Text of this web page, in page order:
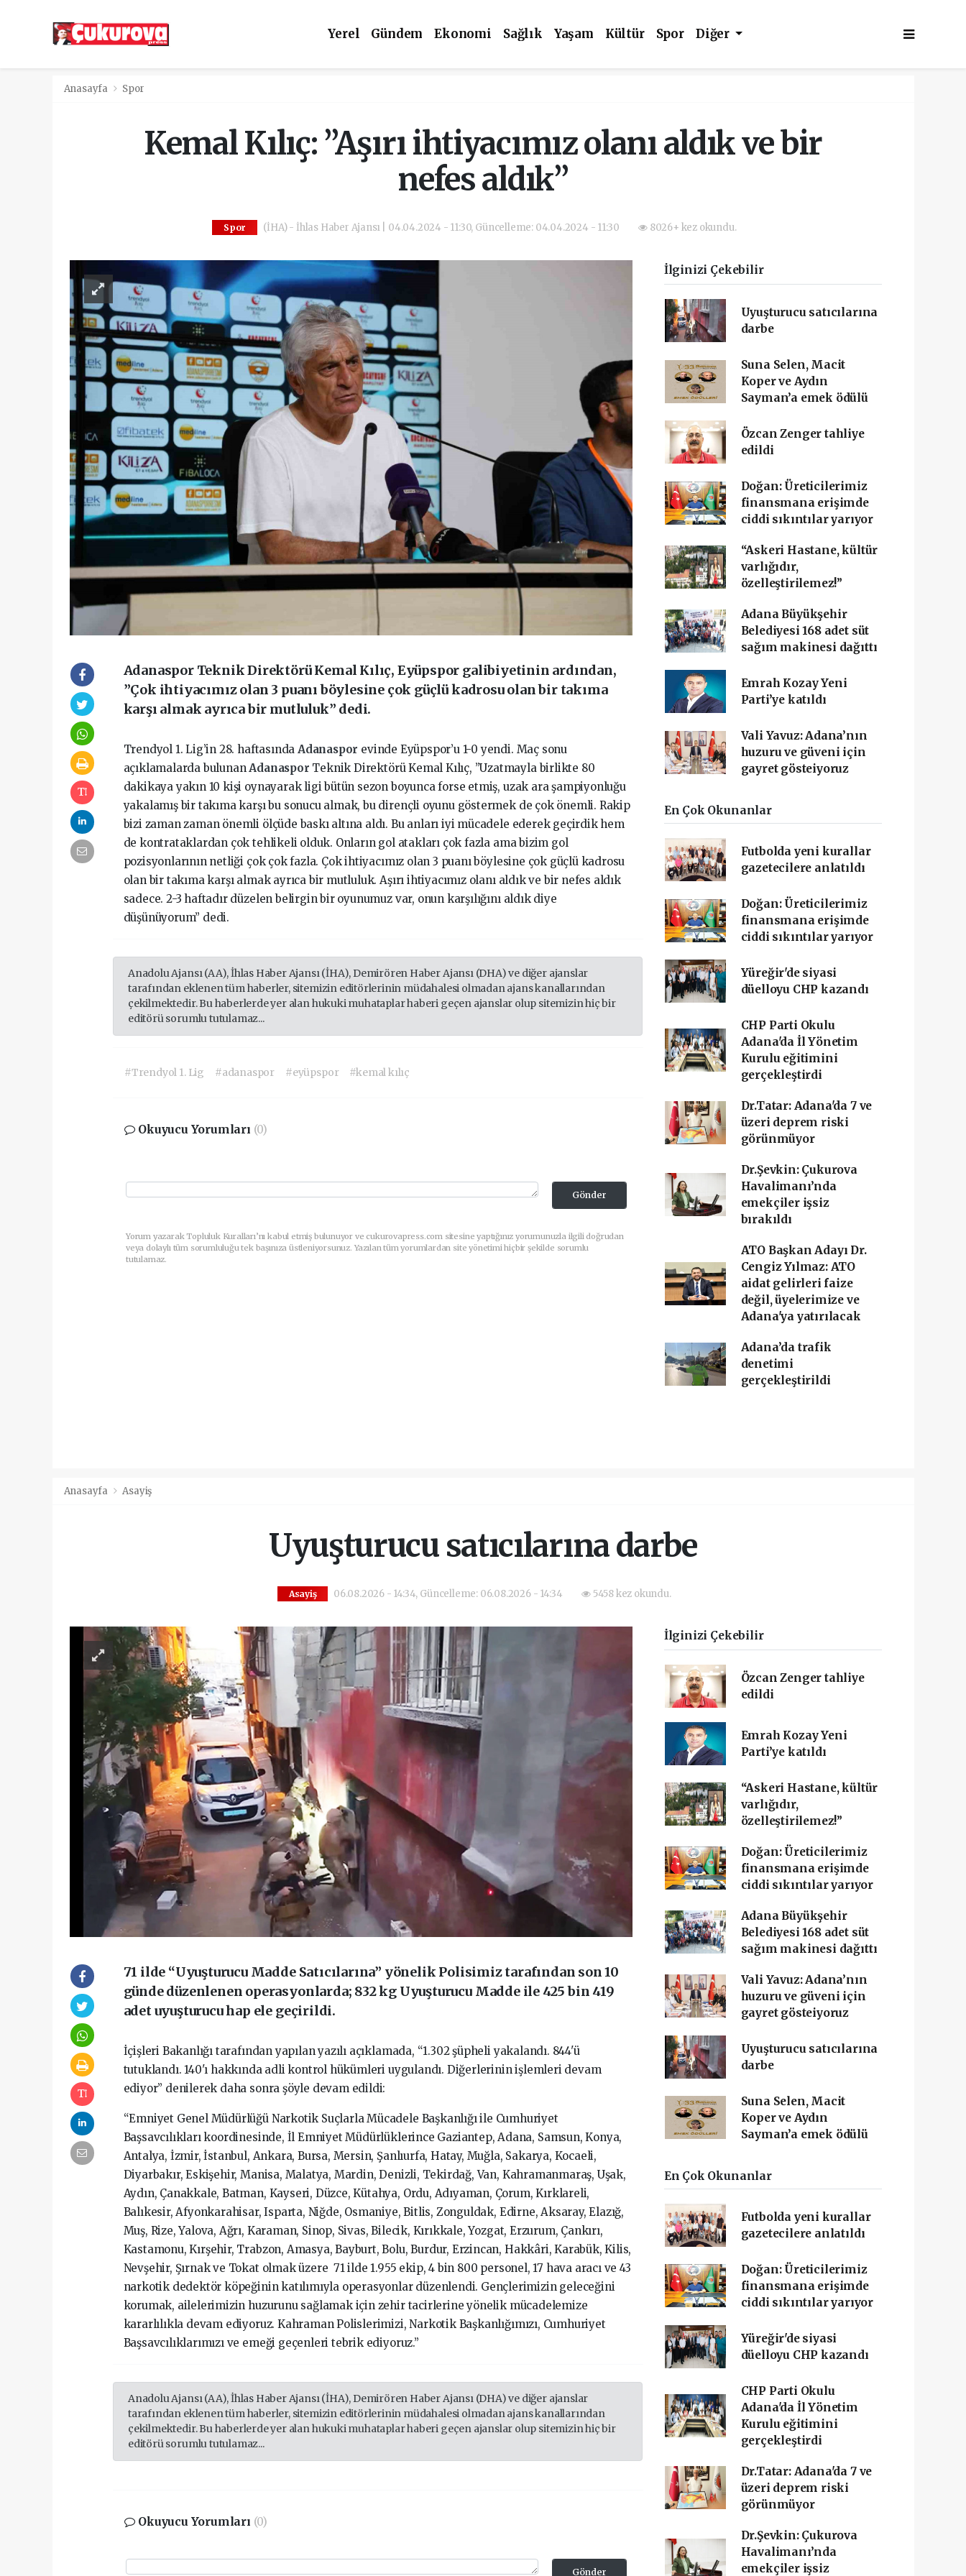
Yerel Gündem Ekonomi Sağlık Yaşam Kültür Spor Diğer
Anasayfa Spor
Kemal Kılıç: ”Aşırı ihtiyacımız olanı aldık ve bir
nefes aldık”
Spor (İHA) - İhlas Haber Ajansı | 04.04.2024 - 11:30, Güncelleme: 04.04.2024 - 11:30 8026+ kez okundu.
Adanaspor Teknik Direktörü Kemal Kılıç, Eyüpspor galibiyetinin ardından,
”Çok ihtiyacımız olan 3 puanı böylesine çok güçlü kadrosu olan bir takıma
karşı almak ayrıca bir mutluluk” dedi.
Trendyol 1. Lig’in 28. haftasında Adanaspor evinde Eyüpspor’u 1-0 yendi. Maç sonu
açıklamalarda bulunan Adanaspor Teknik Direktörü Kemal Kılıç, ”Uzatmayla birlikte 80
dakikaya yakın 10 kişi oynayarak ligi bütün sezon boyunca forse etmiş, uzak ara şampiyonluğu
yakalamış bir takıma karşı bu sonucu almak, bu dirençli oyunu göstermek de çok önemli. Rakip
bizi zaman zaman önemli ölçüde baskı altına aldı. Bu anları iyi mücadele ederek geçirdik hem
de kontrataklardan çok tehlikeli olduk. Onların gol atakları çok fazla ama bizim gol
pozisyonlarının netliği çok çok fazla. Çok ihtiyacımız olan 3 puanı böylesine çok güçlü kadrosu
olan bir takıma karşı almak ayrıca bir mutluluk. Aşırı ihtiyacımız olanı aldık ve bir nefes aldık
sadece. 2-3 haftadır düzelen belirgin bir oyunumuz var, onun karşılığını aldık diye
düşünüyorum” dedi.
Anadolu Ajansı (AA), İhlas Haber Ajansı (İHA), Demirören Haber Ajansı (DHA) ve diğer ajanslar
tarafından eklenen tüm haberler, sitemizin editörlerinin müdahalesi olmadan ajans kanallarından
çekilmektedir. Bu haberlerde yer alan hukuki muhataplar haberi geçen ajanslar olup sitemizin hiç bir
editörü sorumlu tutulamaz...
#Trendyol 1. Lig #adanaspor #eyüpspor #kemal kılıç
Okuyucu Yorumları (0)
Gönder
Yorum yazarak Topluluk Kuralları’nı kabul etmiş bulunuyor ve cukurovapress.com sitesine yaptığınız yorumunuzla ilgili doğrudan
veya dolaylı tüm sorumluluğu tek başınıza üstleniyorsunuz. Yazılan tüm yorumlardan site yönetimi hiçbir şekilde sorumlu
tutulamaz.
İlginizi Çekebilir
Uyuşturucu satıcılarına
darbe
Suna Selen, Macit
Koper ve Aydın
Sayman’a emek ödülü
Özcan Zenger tahliye
edildi
Doğan: Üreticilerimiz
finansmana erişimde
ciddi sıkıntılar yarıyor
“Askeri Hastane, kültür
varlığıdır,
özelleştirilemez!”
Adana Büyükşehir
Belediyesi 168 adet süt
sağım makinesi dağıttı
Emrah Kozay Yeni
Parti’ye katıldı
Vali Yavuz: Adana’nın
huzuru ve güveni için
gayret gösteiyoruz
En Çok Okunanlar
Futbolda yeni kurallar
gazetecilere anlatıldı
Doğan: Üreticilerimiz
finansmana erişimde
ciddi sıkıntılar yarıyor
Yüreğir'de siyasi
düelloyu CHP kazandı
CHP Parti Okulu
Adana'da İl Yönetim
Kurulu eğitimini
gerçekleştirdi
Dr.Tatar: Adana'da 7 ve
üzeri deprem riski
görünmüyor
Dr.Şevkin: Çukurova
Havalimanı’nda
emekçiler işsiz
bırakıldı
ATO Başkan Adayı Dr.
Cengiz Yılmaz: ATO
aidat gelirleri faize
değil, üyelerimize ve
Adana'ya yatırılacak
Adana’da trafik
denetimi
gerçekleştirildi
Anasayfa Asayiş
Uyuşturucu satıcılarına darbe
Asayiş 06.08.2026 - 14:34, Güncelleme: 06.08.2026 - 14:34 5458 kez okundu.
71 ilde “Uyuşturucu Madde Satıcılarına” yönelik Polisimiz tarafından son 10
günde düzenlenen operasyonlarda; 832 kg Uyuşturucu Madde ile 425 bin 419
adet uyuşturucu hap ele geçirildi.
İçişleri Bakanlığı tarafından yapılan yazılı açıklamada, “1.302 şüpheli yakalandı. 844'ü
tutuklandı. 140'ı hakkında adli kontrol hükümleri uygulandı. Diğerlerinin işlemleri devam
ediyor” denilerek daha sonra şöyle devam edildi:
“Emniyet Genel Müdürlüğü Narkotik Suçlarla Mücadele Başkanlığı ile Cumhuriyet
Başsavcılıkları koordinesinde, İl Emniyet Müdürlüklerince Gaziantep, Adana, Samsun, Konya,
Antalya, İzmir, İstanbul, Ankara, Bursa, Mersin, Şanlıurfa, Hatay, Muğla, Sakarya, Kocaeli,
Diyarbakır, Eskişehir, Manisa, Malatya, Mardin, Denizli, Tekirdağ, Van, Kahramanmaraş, Uşak,
Aydın, Çanakkale, Batman, Kayseri, Düzce, Kütahya, Ordu, Adıyaman, Çorum, Kırklareli,
Balıkesir, Afyonkarahisar, Isparta, Niğde, Osmaniye, Bitlis, Zonguldak, Edirne, Aksaray, Elazığ,
Muş, Rize, Yalova, Ağrı, Karaman, Sinop, Sivas, Bilecik, Kırıkkale, Yozgat, Erzurum, Çankırı,
Kastamonu, Kırşehir, Trabzon, Amasya, Bayburt, Bolu, Burdur, Erzincan, Hakkâri, Karabük, Kilis,
Nevşehir, Şırnak ve Tokat olmak üzere 71 ilde 1.955 ekip, 4 bin 800 personel, 17 hava aracı ve 43
narkotik dedektör köpeğinin katılımıyla operasyonlar düzenlendi. Gençlerimizin geleceğini
korumak, ailelerimizin huzurunu sağlamak için zehir tacirlerine yönelik mücadelemize
kararlılıkla devam ediyoruz. Kahraman Polislerimizi, Narkotik Başkanlığımızı, Cumhuriyet
Başsavcılıklarımızı ve emeği geçenleri tebrik ediyoruz.”
Anadolu Ajansı (AA), İhlas Haber Ajansı (İHA), Demirören Haber Ajansı (DHA) ve diğer ajanslar
tarafından eklenen tüm haberler, sitemizin editörlerinin müdahalesi olmadan ajans kanallarından
çekilmektedir. Bu haberlerde yer alan hukuki muhataplar haberi geçen ajanslar olup sitemizin hiç bir
editörü sorumlu tutulamaz...
Okuyucu Yorumları (0)
Gönder
İlginizi Çekebilir
Özcan Zenger tahliye
edildi
Emrah Kozay Yeni
Parti’ye katıldı
“Askeri Hastane, kültür
varlığıdır,
özelleştirilemez!”
Doğan: Üreticilerimiz
finansmana erişimde
ciddi sıkıntılar yarıyor
Adana Büyükşehir
Belediyesi 168 adet süt
sağım makinesi dağıttı
Vali Yavuz: Adana’nın
huzuru ve güveni için
gayret gösteiyoruz
Uyuşturucu satıcılarına
darbe
Suna Selen, Macit
Koper ve Aydın
Sayman’a emek ödülü
En Çok Okunanlar
Futbolda yeni kurallar
gazetecilere anlatıldı
Doğan: Üreticilerimiz
finansmana erişimde
ciddi sıkıntılar yarıyor
Yüreğir'de siyasi
düelloyu CHP kazandı
CHP Parti Okulu
Adana'da İl Yönetim
Kurulu eğitimini
gerçekleştirdi
Dr.Tatar: Adana'da 7 ve
üzeri deprem riski
görünmüyor
Dr.Şevkin: Çukurova
Havalimanı’nda
emekçiler işsiz